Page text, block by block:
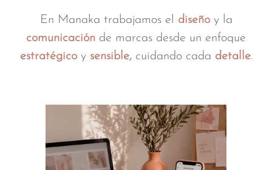
En Manaka trabajamos el diseño y la
comunicación de marcas desde un enfoque
estratégico y sensible, cuidando cada detalle.